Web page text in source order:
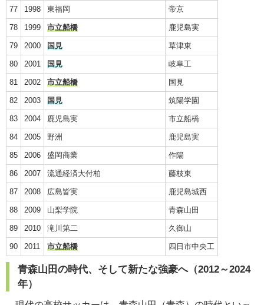
77 1998 東福岡 帝京
78 1999 市立船橋 鹿児島実
79 2000 国見 草津東
80 2001 国見 岐阜工
81 2002 市立船橋 国見
82 2003 国見 筑陽学園
83 2004 鹿児島実 市立船橋
84 2005 野洲 鹿児島実
85 2006 盛岡商業 作陽
86 2007 流通経済大付柏 藤枝東
87 2008 広島皆実 鹿児島城西
88 2009 山梨学院 青森山田
89 2010 滝川第二 久御山
90 2011 市立船橋 四日市中央工
青森山田の時代、そして新たな強豪へ（2012～2024
年）